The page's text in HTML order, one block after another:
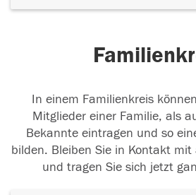
In einem Familienkreis
Mitglieder einer Familie, als
Bekannte eintragen und so
bilden. Bleiben Sie in Kontakt
und tragen Sie sich jetzt